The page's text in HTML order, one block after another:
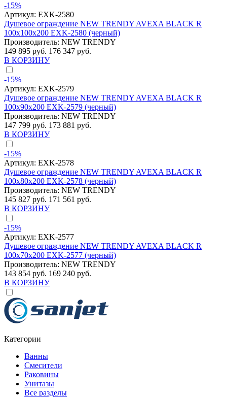
-15%
Артикул: EXK-2580
Душевое ограждение NEW TRENDY AVEXA BLACK R
100x100x200 EXK-2580 (черный)
Производитель: NEW TRENDY
149 895 руб. 176 347 руб.
В КОРЗИНУ
-15%
Артикул: EXK-2579
Душевое ограждение NEW TRENDY AVEXA BLACK R
100x90x200 EXK-2579 (черный)
Производитель: NEW TRENDY
147 799 руб. 173 881 руб.
В КОРЗИНУ
-15%
Артикул: EXK-2578
Душевое ограждение NEW TRENDY AVEXA BLACK R
100x80x200 EXK-2578 (черный)
Производитель: NEW TRENDY
145 827 руб. 171 561 руб.
В КОРЗИНУ
-15%
Артикул: EXK-2577
Душевое ограждение NEW TRENDY AVEXA BLACK R
100x70x200 EXK-2577 (черный)
Производитель: NEW TRENDY
143 854 руб. 169 240 руб.
В КОРЗИНУ
Категории
Ванны
Смесители
Раковины
Унитазы
Все разделы